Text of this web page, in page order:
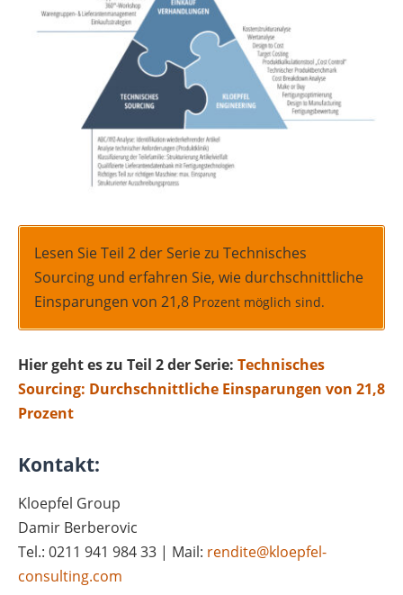
Lesen Sie Teil 2 der Serie zu Technisches
Sourcing und erfahren Sie, wie durchschnittliche
Einsparungen von 21,8 Prozent möglich sind.
Hier geht es zu Teil 2 der Serie: Technisches
Sourcing: Durchschnittliche Einsparungen von 21,8
Prozent
Kontakt:
Kloepfel Group
Damir Berberovic
Tel.: 0211 941 984 33 | Mail: rendite@kloepfel-
consulting.com